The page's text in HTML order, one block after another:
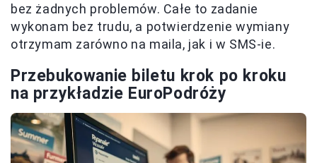
bez żadnych problemów. Całe to zadanie
wykonam bez trudu, a potwierdzenie wymiany
otrzymam zarówno na maila, jak i w SMS-ie.
Przebukowanie biletu krok po kroku
na przykładzie EuroPodróży